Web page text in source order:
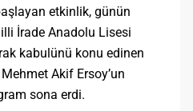
etkinlik, günün
İrade Anadolu Lisesi
kabulünü konu edinen
Akif Ersoy’un
sona erdi.